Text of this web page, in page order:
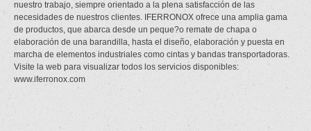
nuestro trabajo, siempre orientado a la plena satisfacción de las
necesidades de nuestros clientes. IFERRONOX ofrece una amplia gama
de productos, que abarca desde un peque?o remate de chapa o
elaboración de una barandilla, hasta el diseño, elaboración y puesta en
marcha de elementos industriales como cintas y bandas transportadoras.
Visite la web para visualizar todos los servicios disponibles:
www.iferronox.com